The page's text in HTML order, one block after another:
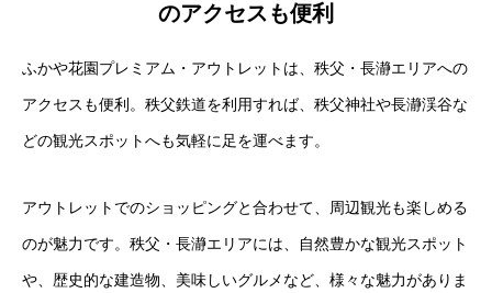
のアクセスも便利
ふかや花園プレミアム・アウトレットは、秩父・長瀞エリアへの
アクセスも便利。秩父鉄道を利用すれば、秩父神社や長瀞渓谷な
どの観光スポットへも気軽に足を運べます。
アウトレットでのショッピングと合わせて、周辺観光も楽しめる
のが魅力です。秩父・長瀞エリアには、自然豊かな観光スポット
や、歴史的な建造物、美味しいグルメなど、様々な魅力がありま